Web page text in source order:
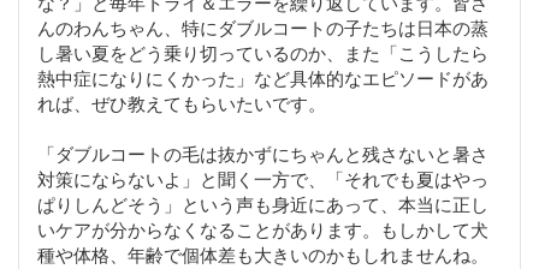
んのわんちゃん、特にダブルコートの子たちは日本の蒸
し暑い夏をどう乗り切っているのか、また「こうしたら
熱中症になりにくかった」など具体的なエピソードがあ
れば、ぜひ教えてもらいたいです。
「ダブルコートの毛は抜かずにちゃんと残さないと暑さ
対策にならないよ」と聞く一方で、「それでも夏はやっ
ぱりしんどそう」という声も身近にあって、本当に正し
いケアが分からなくなることがあります。もしかして犬
種や体格、年齢で個体差も大きいのかもしれませんね。